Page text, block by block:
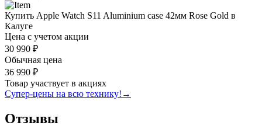
Купить Apple Watch S11 Aluminium case 42мм Rose Gold в
Калуге
Цена с учетом акции
30 990 ₽
Обычная цена
36 990 ₽
Товар участвует в акциях
Супер-цены на всю технику! →
Отзывы